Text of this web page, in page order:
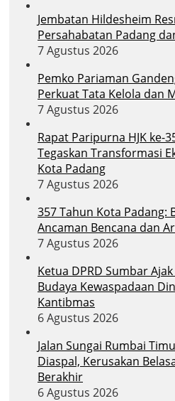
Jembatan Hildesheim
Persahabatan Padang
7 Agustus 2026
Pemko Pariaman
Perkuat Tata Kelola dan
7 Agustus 2026
Rapat Paripurna HJK ke-
Tegaskan Transformasi
Kota Padang
7 Agustus 2026
357 Tahun Kota Padang:
Ancaman Bencana dan
7 Agustus 2026
Ketua DPRD Sumbar
Budaya Kewaspadaan
Kantibmas
6 Agustus 2026
Jalan Sungai Rumbai
Diaspal, Kerusakan
Berakhir
6 Agustus 2026